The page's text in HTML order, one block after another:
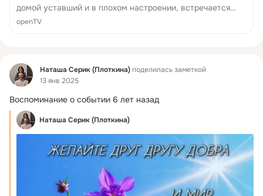
домой уставший и в плохом настроении, встречается
часто. И если домашние встречают его с недовольной
openTV
Фид Наташа Серик (Плоткина)поделилась заметкой
13 янв 2025
Воспоминание о событии 6 лет назад
Наташа Серик (Плоткина)